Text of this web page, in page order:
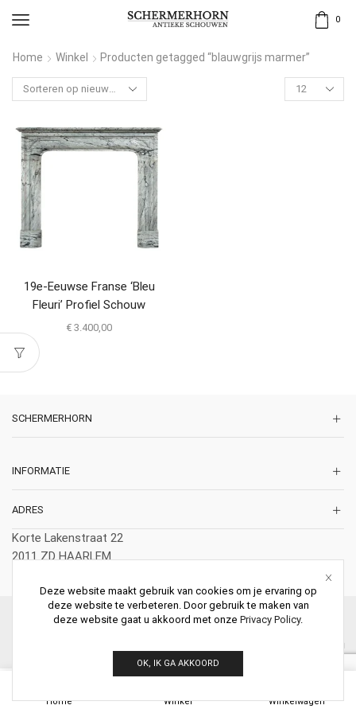
0
Home Winkel Producten getagged “blauwgrijs marmer”
19e-Eeuwse Franse ‘Bleu
Fleuri’ Profiel Schouw
€ 3.400,00
SCHERMERHORN
INFORMATIE
ADRES
Korte Lakenstraat 22
2011 ZD HAARLEM
© 2026 Schermerhorn Antieke Schouwen. All Rights Reserved.
Home Winkel Winkelwagen
Deze website maakt gebruik van cookies om je ervaring op
deze website te verbeteren. Door gebruik te maken van
deze website gaat u akkoord met onze Privacy Policy.
OK, IK GA AKKOORD